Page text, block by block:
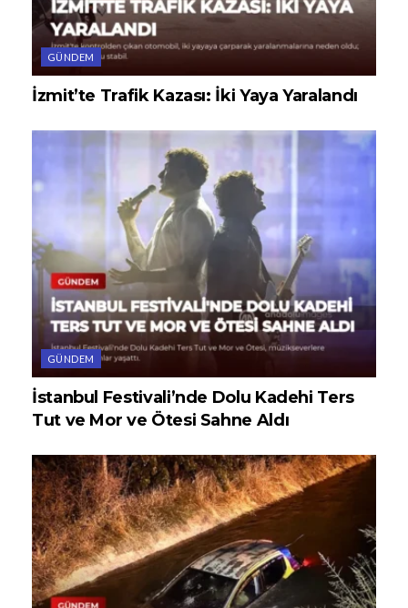
GÜNDEM
İzmit’te Trafik Kazası: İki Yaya Yaralandı
GÜNDEM
İstanbul Festivali’nde Dolu Kadehi Ters
Tut ve Mor ve Ötesi Sahne Aldı